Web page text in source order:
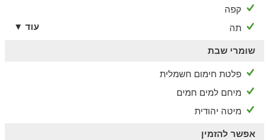
קפה
תה
עוד ▼
שומרי שבת
פלטת חימום חשמלית
מיחם למים חמים
מיטה יהודית
אפשר להזמין